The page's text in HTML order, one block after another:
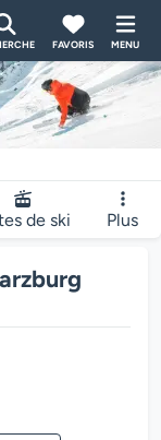
FAVORIS MENU
de ski Plus